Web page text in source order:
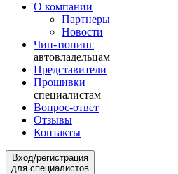
О компании
Партнеры
Новости
Чип-тюнинг
автовладельцам
Представители
Прошивки
специалистам
Вопрос-ответ
Отзывы
Контакты
Вход/регистрация
для специалистов